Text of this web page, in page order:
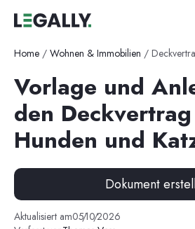
Home / Wohnen & Immobilien /
Vorlage und
den
Hunden und
Dokument
Aktualisiert am05/10/2026